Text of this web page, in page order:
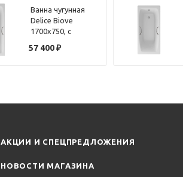
Ванна чугунная
Delice Biove
1700х750, с
57 400₽
АКЦИИ И СПЕЦПРЕДЛОЖЕНИЯ
НОВОСТИ МАГАЗИНА